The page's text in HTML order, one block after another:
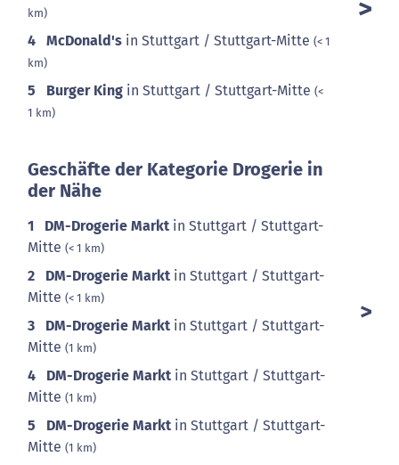
km)
4 McDonald's in Stuttgart / Stuttgart-Mitte (< 1
km)
5 Burger King in Stuttgart / Stuttgart-Mitte (<
1 km)
Geschäfte der Kategorie Drogerie in
der Nähe
1 DM-Drogerie Markt in Stuttgart / Stuttgart-
Mitte (< 1 km)
2 DM-Drogerie Markt in Stuttgart / Stuttgart-
Mitte (< 1 km)
3 DM-Drogerie Markt in Stuttgart / Stuttgart-
Mitte (1 km)
4 DM-Drogerie Markt in Stuttgart / Stuttgart-
Mitte (1 km)
5 DM-Drogerie Markt in Stuttgart / Stuttgart-
Mitte (1 km)